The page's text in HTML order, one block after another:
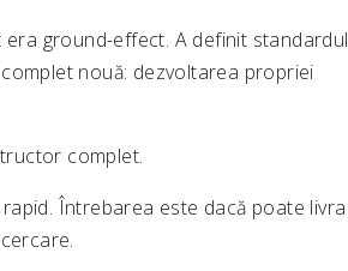
ground-effect. A definit standardul
nouă: dezvoltarea propriei
complet.
Întrebarea este dacă poate livra